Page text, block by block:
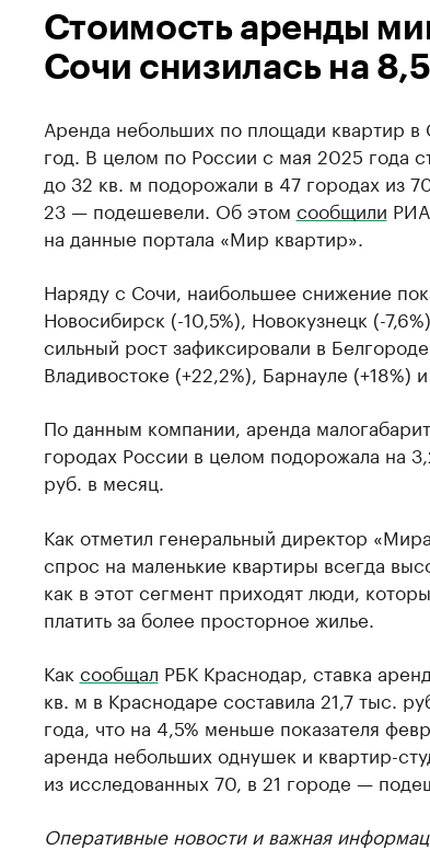
Стоимость аренды
Сочи снизилась на
Аренда небольших по площади квартир в
год. В целом по России с мая 2025 года
до 32 кв. м подорожали в 47 городах из
23 — подешевели. Об этом сообщили
на данные портала «Мир квартир».
Наряду с Сочи, наибольшее снижение
Новосибирск (-10,5%), Новокузнецк (-
сильный рост зафиксировали в
Владивостоке (+22,2%), Барнауле (+18%)
По данным компании, аренда
городах России в целом подорожала на
руб. в месяц.
Как отметил генеральный директор
спрос на маленькие квартиры всегда
как в этот сегмент приходят люди,
платить за более просторное жилье.
Как сообщал РБК Краснодар, ставка
кв. м в Краснодаре составила 21,7 тыс.
года, что на 4,5% меньше показателя
аренда небольших однушек и квартир-
из исследованных 70, в 21 городе —
Оперативные новости и важная